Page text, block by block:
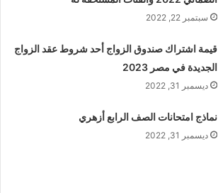
سبتمبر 22, 2022
قيمة اشتراك صندوق الزواج أحد شروط عقد الزواج
الجديدة في مصر 2023
ديسمبر 31, 2022
نماذج امتحانات الصف الرابع أزهري
ديسمبر 31, 2022